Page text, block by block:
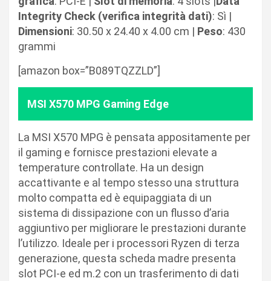
Integrity Check (verifica integrità dati): Sì |
Dimensioni: 30.50 x 24.40 x 4.00 cm | Peso: 430
grammi
[amazon box=”B089TQZZLD”]
MSI X570 MPG Gaming Edge
La MSI X570 MPG è pensata appositamente per
il gaming e fornisce prestazioni elevate a
temperature controllate. Ha un design
accattivante e al tempo stesso una struttura
molto compatta ed è equipaggiata di un
sistema di dissipazione con un flusso d’aria
aggiuntivo per migliorare le prestazioni durante
l’utilizzo. Ideale per i processori Ryzen di terza
generazione, questa scheda madre presenta
slot PCI-e ed m.2 con un trasferimento di dati